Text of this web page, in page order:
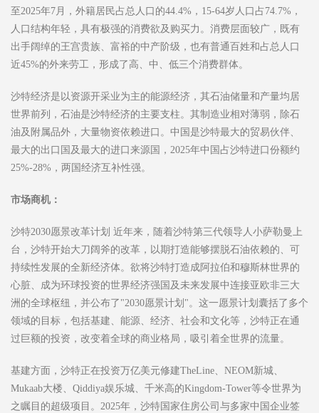
至2025年7月，外籍居民占总人口的44.4%，15-64岁人口占74.7%，
人口结构年轻，具有极强的消费欲及购买力。消费层面较广，既有
出手阔绰的王宫贵族、富裕的中产阶级，也有普通百姓和占总人口
近45%的外来劳工，形成了高、中、低三个消费群体。
沙特经济是以资源开采业为主的能源经济，其石油储量和产量均居
世界前列，石油是沙特经济的主要支柱。其制造业相对薄弱，除石
油及附属品外，大量物资依赖进口。中国是沙特最大的贸易伙伴、
最大的出口国及最大的进口来源国，2025年中国占沙特进口份额约
25%-28%，两国经济互补性强。
市场商机：
沙特2030愿景改革计划 近年来，随着沙特第三代领导人小萨勒曼上
台，沙特开始大刀阔斧的改革，以期打造能够摆脱石油依赖的、可
持续性发展的全新经济体。欲将沙特打造成阿拉伯和穆斯林世界的
心脏、成为环球投资的世界经济强国及未来发展中连接亚欧非三大
洲的全球枢纽，并公布了"2030愿景计划"。这一愿景计划囊括了多个
领域的目标，包括基建、能源、经济、社会和文化等，沙特正在通
过巨额的投资，改变着全球的商业格局，吸引着全世界的流量。
基建方面，沙特正在投资万亿美元修建TheLine、NEOM新城、
Mukaab大楼、Qiddiya娱乐城、千米高的Kingdom-Tower等令世界为
之瞩目的超级项目。2025年，沙特国家住房公司与多家中国企业签